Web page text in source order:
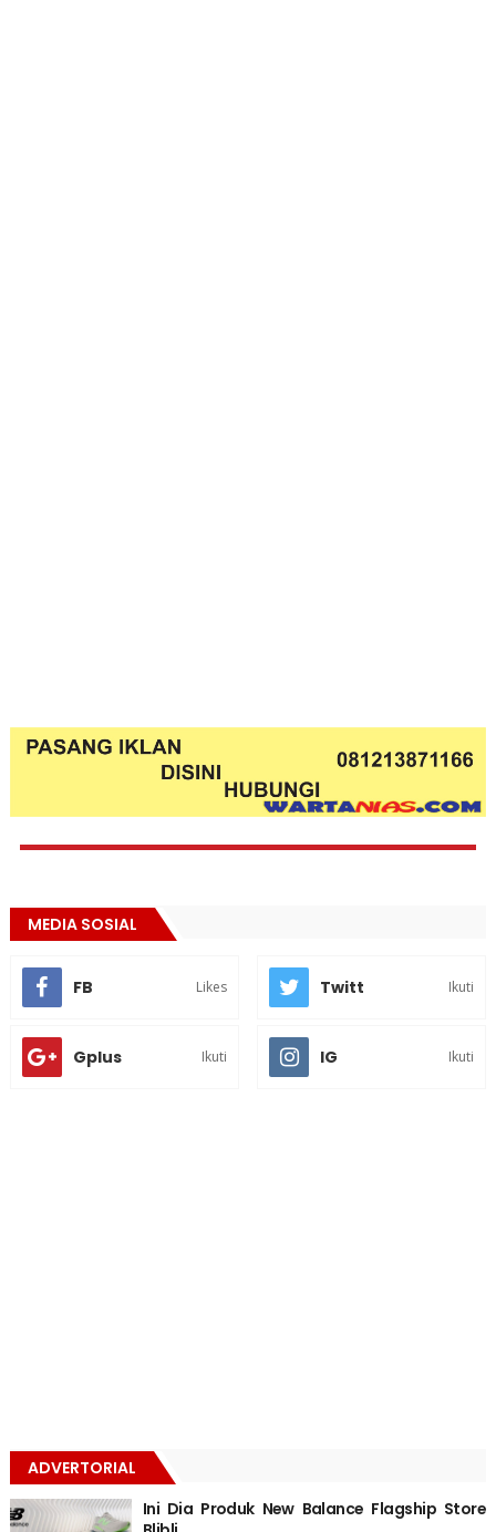
MEDIA SOSIAL
FB Likes Twitt Ikuti
Gplus Ikuti IG Ikuti
ADVERTORIAL
Ini Dia Produk New Balance Flagship Store